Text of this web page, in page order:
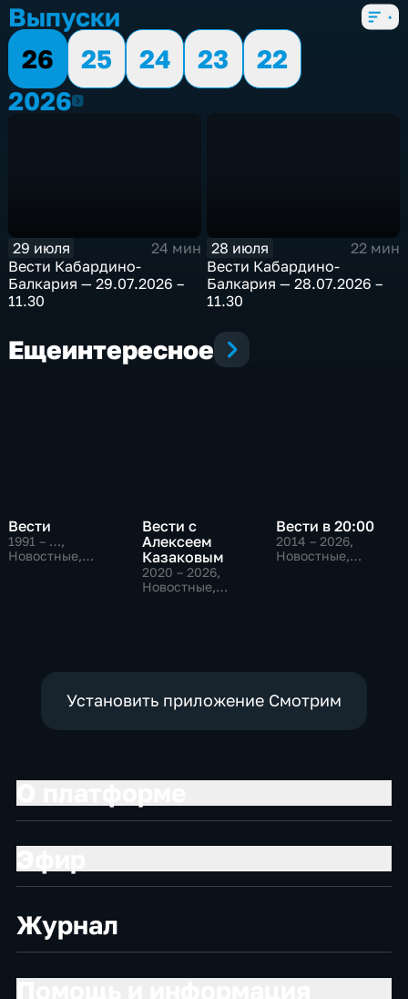
Выпуски
26
25 24 23
22
20262026
29 июля
24 мин
Bести Кабардино-
Балкария — 29.07.2026 –
11.30
28 июля
22 мин
Bести Кабардино-
Балкария — 28.07.2026 –
11.30
Ещеинтересное
Вести
1991 – …,
Новостные,
Вести с
Алексеем
Казаковым
2020 – 2026,
Новостные,
Вести в 20:00
2014 – 2026,
Новостные,
Установить приложение Смотрим
Журнал